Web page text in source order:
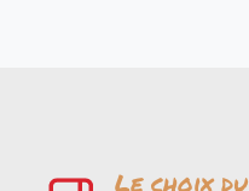
Le choix du